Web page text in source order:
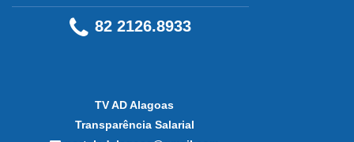
82 2126.8933
TV AD Alagoas
Transparência Salarial